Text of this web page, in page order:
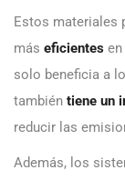
Estos materiales
más eficientes
solo beneficia a
también tiene un
reducir las
Además, los